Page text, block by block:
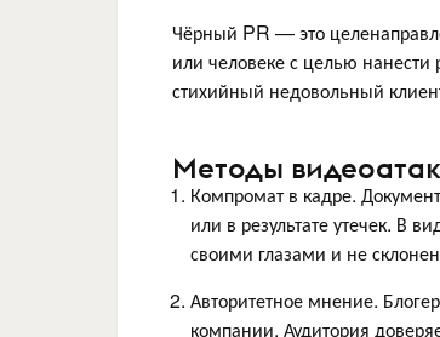
Чёрный PR — это
или человеке с целью
стихийный недовольный
Методы
Компромат в кадре.
или в результате утечек. В
своими глазами и не
Авторитетное мнение.
компании. Аудитория